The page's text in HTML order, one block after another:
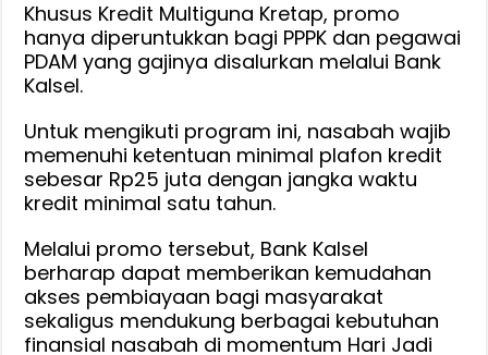
Khusus Kredit Multiguna Kretap, promo
hanya diperuntukkan bagi PPPK dan pegawai
PDAM yang gajinya disalurkan melalui Bank
Kalsel.
Untuk mengikuti program ini, nasabah wajib
memenuhi ketentuan minimal plafon kredit
sebesar Rp25 juta dengan jangka waktu
kredit minimal satu tahun.
Melalui promo tersebut, Bank Kalsel
berharap dapat memberikan kemudahan
akses pembiayaan bagi masyarakat
sekaligus mendukung berbagai kebutuhan
finansial nasabah di momentum Hari Jadi